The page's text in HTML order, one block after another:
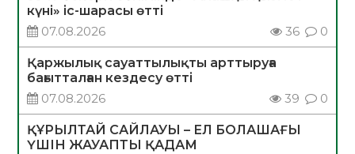
күні» іс-шарасы өтті
07.08.2026
36 0
Қаржылық сауаттылықты арттыруға
бағытталған кездесу өтті
07.08.2026
39 0
ҚҰРЫЛТАЙ САЙЛАУЫ – ЕЛ БОЛАШАҒЫ
ҮШІН ЖАУАПТЫ ҚАДАМ